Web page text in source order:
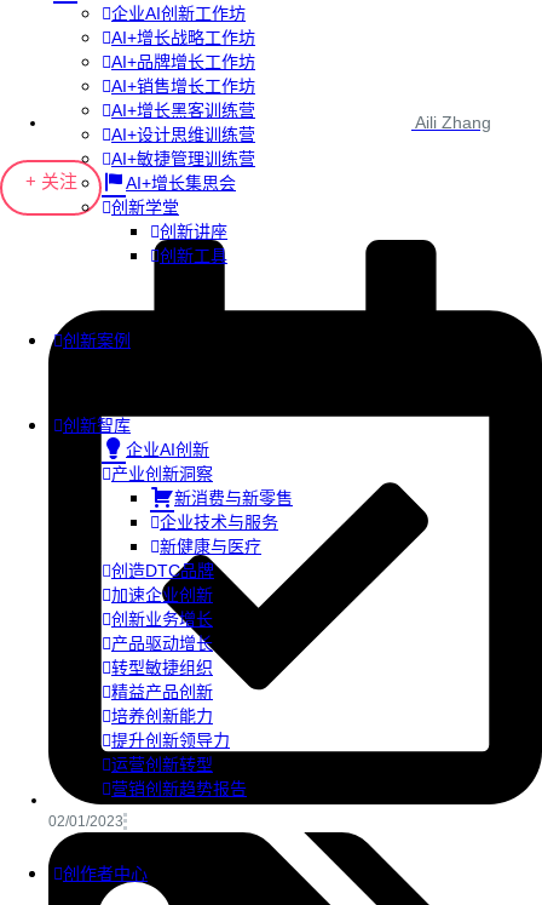
企业AI创新工作坊
AI+增长战略工作坊
AI+品牌增长工作坊
AI+销售增长工作坊
AI+增长黑客训练营
AI+设计思维训练营
AI+敏捷管理训练营
AI+增长集思会
创新学堂
创新讲座
创新工具
创新案例
创新智库
企业AI创新
产业创新洞察
新消费与新零售
企业技术与服务
新健康与医疗
创造DTC品牌
加速企业创新
创新业务增长
产品驱动增长
转型敏捷组织
精益产品创新
培养创新能力
提升创新领导力
运营创新转型
营销创新趋势报告
创作者中心
Aili Zhang
+ 关注
02/01/2023